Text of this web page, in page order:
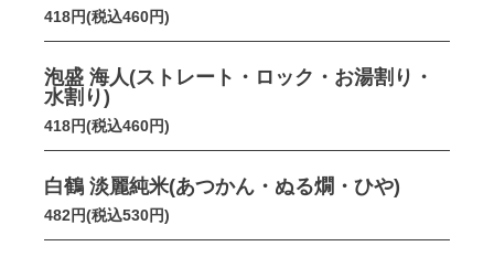
418円(税込460円)
泡盛 海人(ストレート・ロック・お湯割り・
水割り)
418円(税込460円)
白鶴 淡麗純米(あつかん・ぬる燗・ひや)
482円(税込530円)